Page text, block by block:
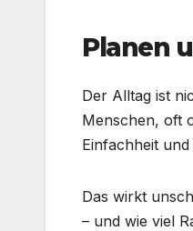
Planen
Der Alltag ist
Menschen, oft
Einfachheit
Das wirkt
– und wie viel